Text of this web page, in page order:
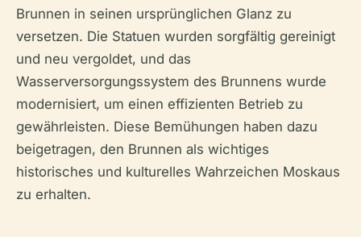
Brunnen in seinen ursprünglichen Glanz zu
versetzen. Die Statuen wurden sorgfältig gereinigt
und neu vergoldet, und das
Wasserversorgungssystem des Brunnens wurde
modernisiert, um einen effizienten Betrieb zu
gewährleisten. Diese Bemühungen haben dazu
beigetragen, den Brunnen als wichtiges
historisches und kulturelles Wahrzeichen Moskaus
zu erhalten.